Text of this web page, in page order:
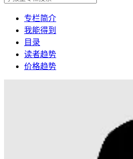
专栏简介
我能得到
目录
读者趋势
价格趋势